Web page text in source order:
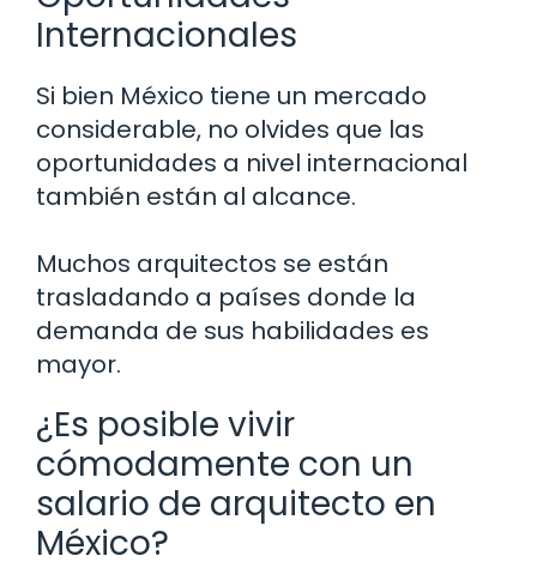
Internacionales
Si bien México tiene un mercado
considerable, no olvides que las
oportunidades a nivel internacional
también están al alcance.
Muchos arquitectos se están
trasladando a países donde la
demanda de sus habilidades es
mayor.
¿Es posible vivir
cómodamente con un
salario de arquitecto en
México?